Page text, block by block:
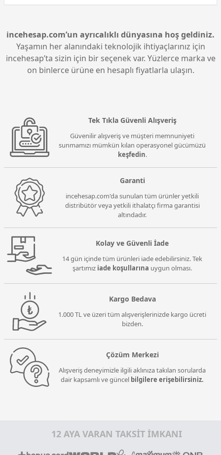
incehesap.com’un ayrıcalıklı dünyasına hoş geldiniz.
Yaşamın her alanındaki teknolojik ihtiyaçlarınız için
incehesap’ta sizin için bir seçenek var. Yüzlerce marka ve
on binlerce ürüne en hesaplı fiyatlarla ulaşın.
Tek Tıkla Güvenli Alışveriş
Güvenilir alışveriş ve müşteri memnuniyeti
sunmamızı mümkün kılan operasyonel gücümüzü
keşfedin.
Garanti
incehesap.com'da sunulan tüm ürünler yetkili
distribütör veya yetkili ithalatçı firma garantisi
altındadır.
Kolay ve Güvenli İade
14 gün içinde tüm ürünleri iade edebilirsiniz. Tek
şartımız iade koşullarına uygun olması.
Kargo Bedava
1.000 TL ve üzeri tüm alışverişlerinizde kargo ücreti
bizden.
Çözüm Merkezi
Alışveriş deneyimizle ilgili aklınıza takılan sorularda
dair kapsamlı ve güncel bilgilere erişebilirsiniz.
12 AYA VARAN TAKSİT İMKANI